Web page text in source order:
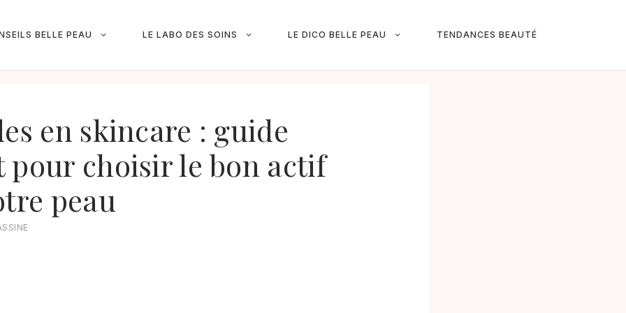
BELLE PEAU LE LABO DES SOINS LE DICO BELLE PEAU TENDANCES BEAUTÉ
en skincare : guide
pour choisir le bon actif
peau